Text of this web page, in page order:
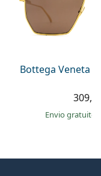
Bottega Veneta
Envio gratuito